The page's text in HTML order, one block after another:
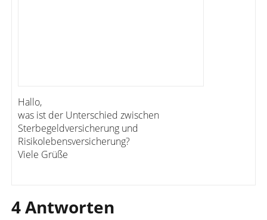
Hallo,
was ist der Unterschied zwischen
Sterbegeldversicherung und
Risikolebensversicherung?
Viele Grüße
4 Antworten